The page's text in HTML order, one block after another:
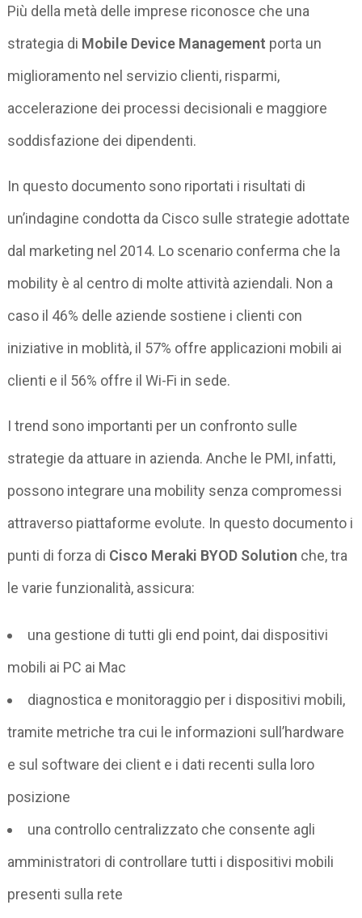
Più della metà delle imprese riconosce che una
strategia di Mobile Device Management porta un
miglioramento nel servizio clienti, risparmi,
accelerazione dei processi decisionali e maggiore
soddisfazione dei dipendenti.
In questo documento sono riportati i risultati di
un’indagine condotta da Cisco sulle strategie adottate
dal marketing nel 2014. Lo scenario conferma che la
mobility è al centro di molte attività aziendali. Non a
caso il 46% delle aziende sostiene i clienti con
iniziative in moblità, il 57% offre applicazioni mobili ai
clienti e il 56% offre il Wi-Fi in sede.
I trend sono importanti per un confronto sulle
strategie da attuare in azienda. Anche le PMI, infatti,
possono integrare una mobility senza compromessi
attraverso piattaforme evolute. In questo documento i
punti di forza di Cisco Meraki BYOD Solution che, tra
le varie funzionalità, assicura:
una gestione di tutti gli end point, dai dispositivi
mobili ai PC ai Mac
diagnostica e monitoraggio per i dispositivi mobili,
tramite metriche tra cui le informazioni sull’hardware
e sul software dei client e i dati recenti sulla loro
posizione
una controllo centralizzato che consente agli
amministratori di controllare tutti i dispositivi mobili
presenti sulla rete